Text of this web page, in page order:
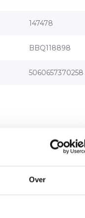
Over
147478
BBQ118898
5060657370258